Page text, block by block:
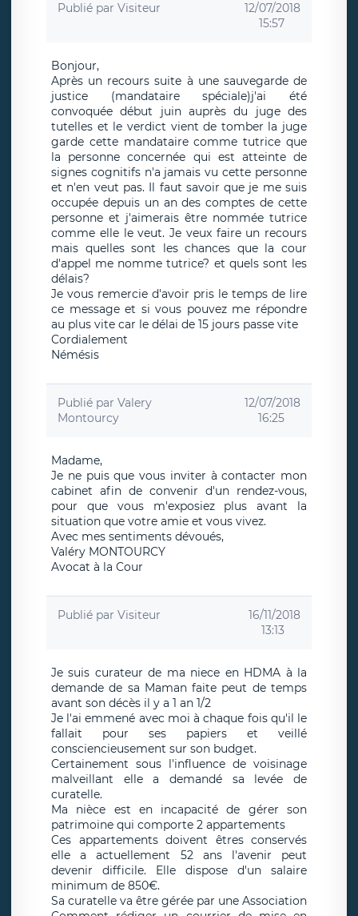
Publié par Visiteur
12/07/2018
15:57
Bonjour,
Après un recours suite à une sauvegarde de
justice (mandataire spéciale)j'ai été
convoquée début juin auprès du juge des
tutelles et le verdict vient de tomber la juge
garde cette mandataire comme tutrice que
la personne concernée qui est atteinte de
signes cognitifs n'a jamais vu cette personne
et n'en veut pas. Il faut savoir que je me suis
occupée depuis un an des comptes de cette
personne et j'aimerais être nommée tutrice
comme elle le veut. Je veux faire un recours
mais quelles sont les chances que la cour
d'appel me nomme tutrice? et quels sont les
délais?
Je vous remercie d'avoir pris le temps de lire
ce message et si vous pouvez me répondre
au plus vite car le délai de 15 jours passe vite
Cordialement
Némésis
Publié par Valery
Montourcy
12/07/2018
16:25
Madame,
Je ne puis que vous inviter à contacter mon
cabinet afin de convenir d'un rendez-vous,
pour que vous m'exposiez plus avant la
situation que votre amie et vous vivez.
Avec mes sentiments dévoués,
Valéry MONTOURCY
Avocat à la Cour
Publié par Visiteur
16/11/2018
13:13
Je suis curateur de ma niece en HDMA à la
demande de sa Maman faite peut de temps
avant son décès il y a 1 an 1/2
Je l'ai emmené avec moi à chaque fois qu'il le
fallait pour ses papiers et veillé
consciencieusement sur son budget.
Certainement sous l'influence de voisinage
malveillant elle a demandé sa levée de
curatelle.
Ma nièce est en incapacité de gérer son
patrimoine qui comporte 2 appartements
Ces appartements doivent êtres conservés
elle a actuellement 52 ans l'avenir peut
devenir difficile. Elle dispose d'un salaire
minimum de 850€.
Sa curatelle va être gérée par une Association